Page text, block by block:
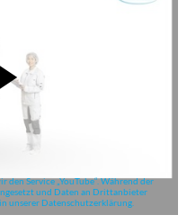
Service „YouTube“. Während der
und Daten an Drittanbieter
unserer Datenschutzerklärung.